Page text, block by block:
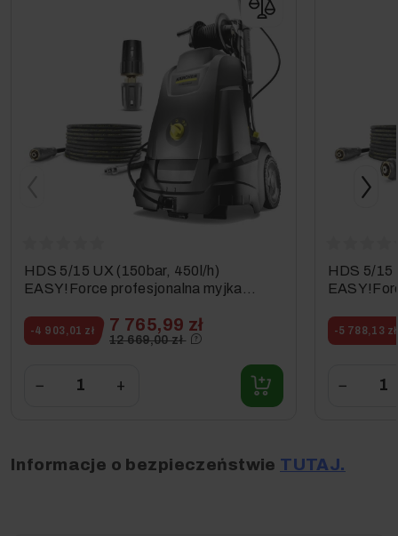
Grupy docelowe
HDS 5/15 UX (150bar, 450l/h)
EASY!Force profesjonalna myjka
-4 903,01 zł 7 765,99 zł
12 669,00 zł
− +
HDS 5/15
-5 788,13 zł
−
Informacje o bezpieczeństwie TUTAJ.